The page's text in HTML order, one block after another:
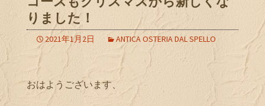
りました！
2021年1月2日 ANTICA OSTERIA DAL SPELLO
おはようございます、